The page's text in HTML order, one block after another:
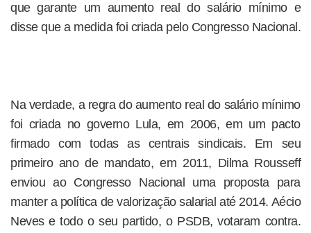
que garante um aumento real do salário mínimo e
disse que a medida foi criada pelo Congresso Nacional.
Na verdade, a regra do aumento real do salário mínimo
foi criada no governo Lula, em 2006, em um pacto
firmado com todas as centrais sindicais. Em seu
primeiro ano de mandato, em 2011, Dilma Rousseff
enviou ao Congresso Nacional uma proposta para
manter a política de valorização salarial até 2014. Aécio
Neves e todo o seu partido, o PSDB, votaram contra.